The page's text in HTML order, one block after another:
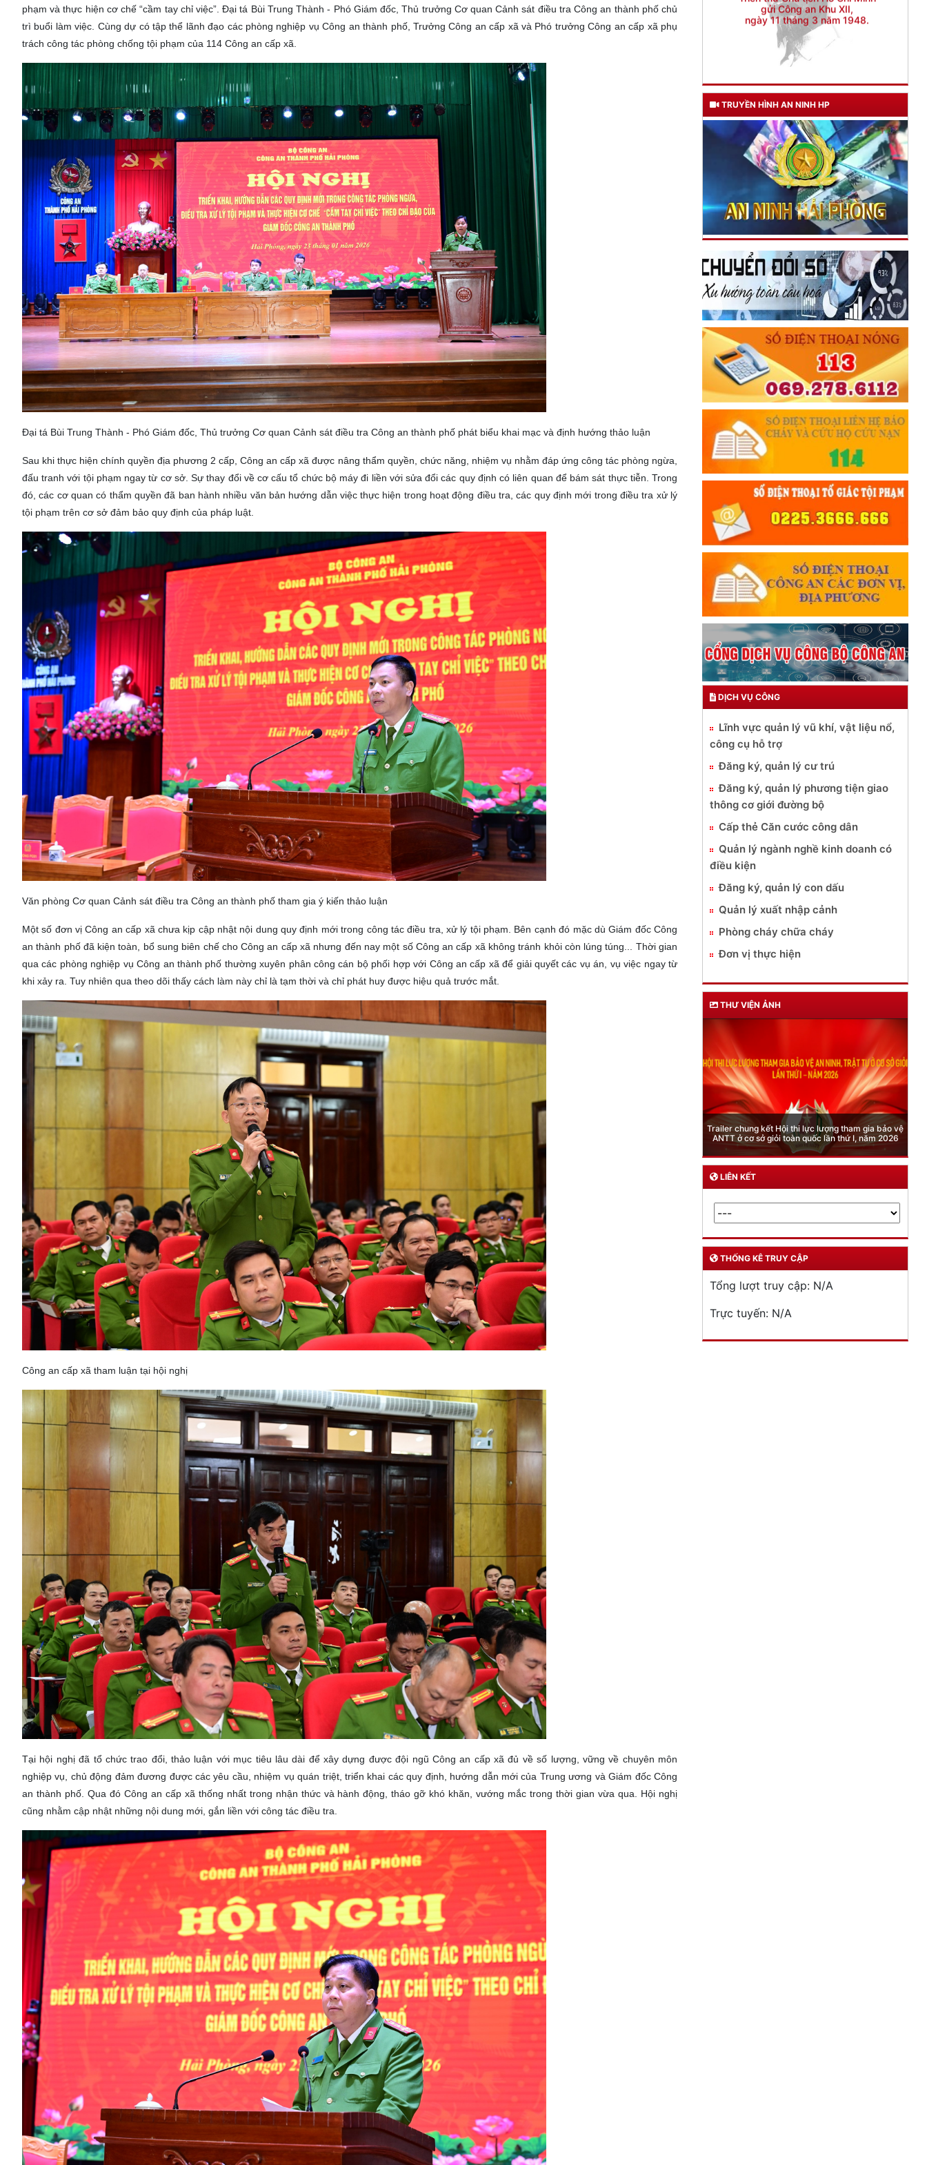
phạm và thực hiện cơ chế “cầm tay chỉ việc”. Đại tá Bùi Trung Thành - Phó Giám đốc, Thủ trưởng Cơ quan Cảnh sát điều tra Công an thành phố chủ
trì buổi làm việc. Cùng dự có tập thể lãnh đạo các phòng nghiệp vụ Công an thành phố, Trưởng Công an cấp xã và Phó trưởng Công an cấp xã phụ
trách công tác phòng chống tội phạm của 114 Công an cấp xã.
Đại tá Bùi Trung Thành - Phó Giám đốc, Thủ trưởng Cơ quan Cảnh sát điều tra Công an thành phố phát biểu khai mạc và định hướng thảo luận
Sau khi thực hiện chính quyền địa phương 2 cấp, Công an cấp xã được nâng thẩm quyền, chức năng, nhiệm vụ nhằm đáp ứng công tác phòng ngừa,
đấu tranh với tội phạm ngay từ cơ sở. Sự thay đổi về cơ cấu tổ chức bộ máy đi liền với sửa đổi các quy định có liên quan để bám sát thực tiễn. Trong
đó, các cơ quan có thẩm quyền đã ban hành nhiều văn bản hướng dẫn việc thực hiện trong hoạt động điều tra, các quy định mới trong điều tra xử lý
tội phạm trên cơ sở đảm bảo quy định của pháp luật.
Văn phòng Cơ quan Cảnh sát điều tra Công an thành phố tham gia ý kiến thảo luận
Một số đơn vị Công an cấp xã chưa kịp cập nhật nội dung quy định mới trong công tác điều tra, xử lý tội phạm. Bên cạnh đó mặc dù Giám đốc Công
an thành phố đã kiện toàn, bổ sung biên chế cho Công an cấp xã nhưng đến nay một số Công an cấp xã không tránh khỏi còn lúng túng... Thời gian
qua các phòng nghiệp vụ Công an thành phố thường xuyên phân công cán bộ phối hợp với Công an cấp xã để giải quyết các vụ án, vụ việc ngay từ
khi xảy ra. Tuy nhiên qua theo dõi thấy cách làm này chỉ là tạm thời và chỉ phát huy được hiệu quả trước mắt.
Công an cấp xã tham luận tại hội nghị
Tại hội nghị đã tổ chức trao đổi, thảo luận với mục tiêu lâu dài để xây dựng được đội ngũ Công an cấp xã đủ về số lượng, vững về chuyên môn
nghiệp vụ, chủ động đảm đương được các yêu cầu, nhiệm vụ quán triệt, triển khai các quy định, hướng dẫn mới của Trung ương và Giám đốc Công
an thành phố. Qua đó Công an cấp xã thống nhất trong nhận thức và hành động, tháo gỡ khó khăn, vướng mắc trong thời gian vừa qua. Hội nghị
cũng nhằm cập nhật những nội dung mới, gắn liền với công tác điều tra.
TRUYỀN HÌNH AN NINH HP
DỊCH VỤ CÔNG
Lĩnh vực quản lý vũ khí, vật liệu nổ,
công cụ hỗ trợ
Đăng ký, quản lý cư trú
Đăng ký, quản lý phương tiện giao
thông cơ giới đường bộ
Cấp thẻ Căn cước công dân
Quản lý ngành nghề kinh doanh có
điều kiện
Đăng ký, quản lý con dấu
Quản lý xuất nhập cảnh
Phòng cháy chữa cháy
Đơn vị thực hiện
THƯ VIỆN ẢNH
Phòng Quản lý xuất nhập cảnh: Hướng dẫn những
quy định mới trong lĩnh vực xuất cảnh, nhập cảnh
của công dân việt nam từ ngày 01/7/2026
LIÊN KẾT
THỐNG KÊ TRUY CẬP
Tổng lượt truy cập: N/A
Trực tuyến: N/A